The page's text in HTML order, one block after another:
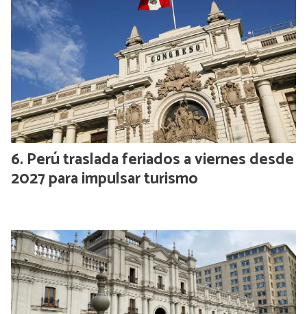
Perú traslada feriados a viernes desde
2027 para impulsar turismo